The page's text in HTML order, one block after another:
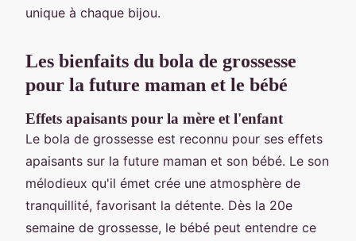
unique à chaque bijou.
Les bienfaits du bola de grossesse
pour la future maman et le bébé
Effets apaisants pour la mère et l'enfant
Le bola de grossesse est reconnu pour ses effets
apaisants sur la future maman et son bébé. Le son
mélodieux qu'il émet crée une atmosphère de
tranquillité, favorisant la détente. Dès la 20e
semaine de grossesse, le bébé peut entendre ce